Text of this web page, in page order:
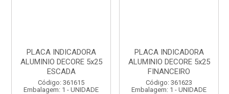
PLACA INDICADORA
ALUMINIO DECORE 5x25
ESCADA
Código: 361615
Embalagem: 1 - UNIDADE
PLACA INDICADORA
ALUMINIO DECORE 5x25
FINANCEIRO
Código: 361623
Embalagem: 1 - UNIDADE